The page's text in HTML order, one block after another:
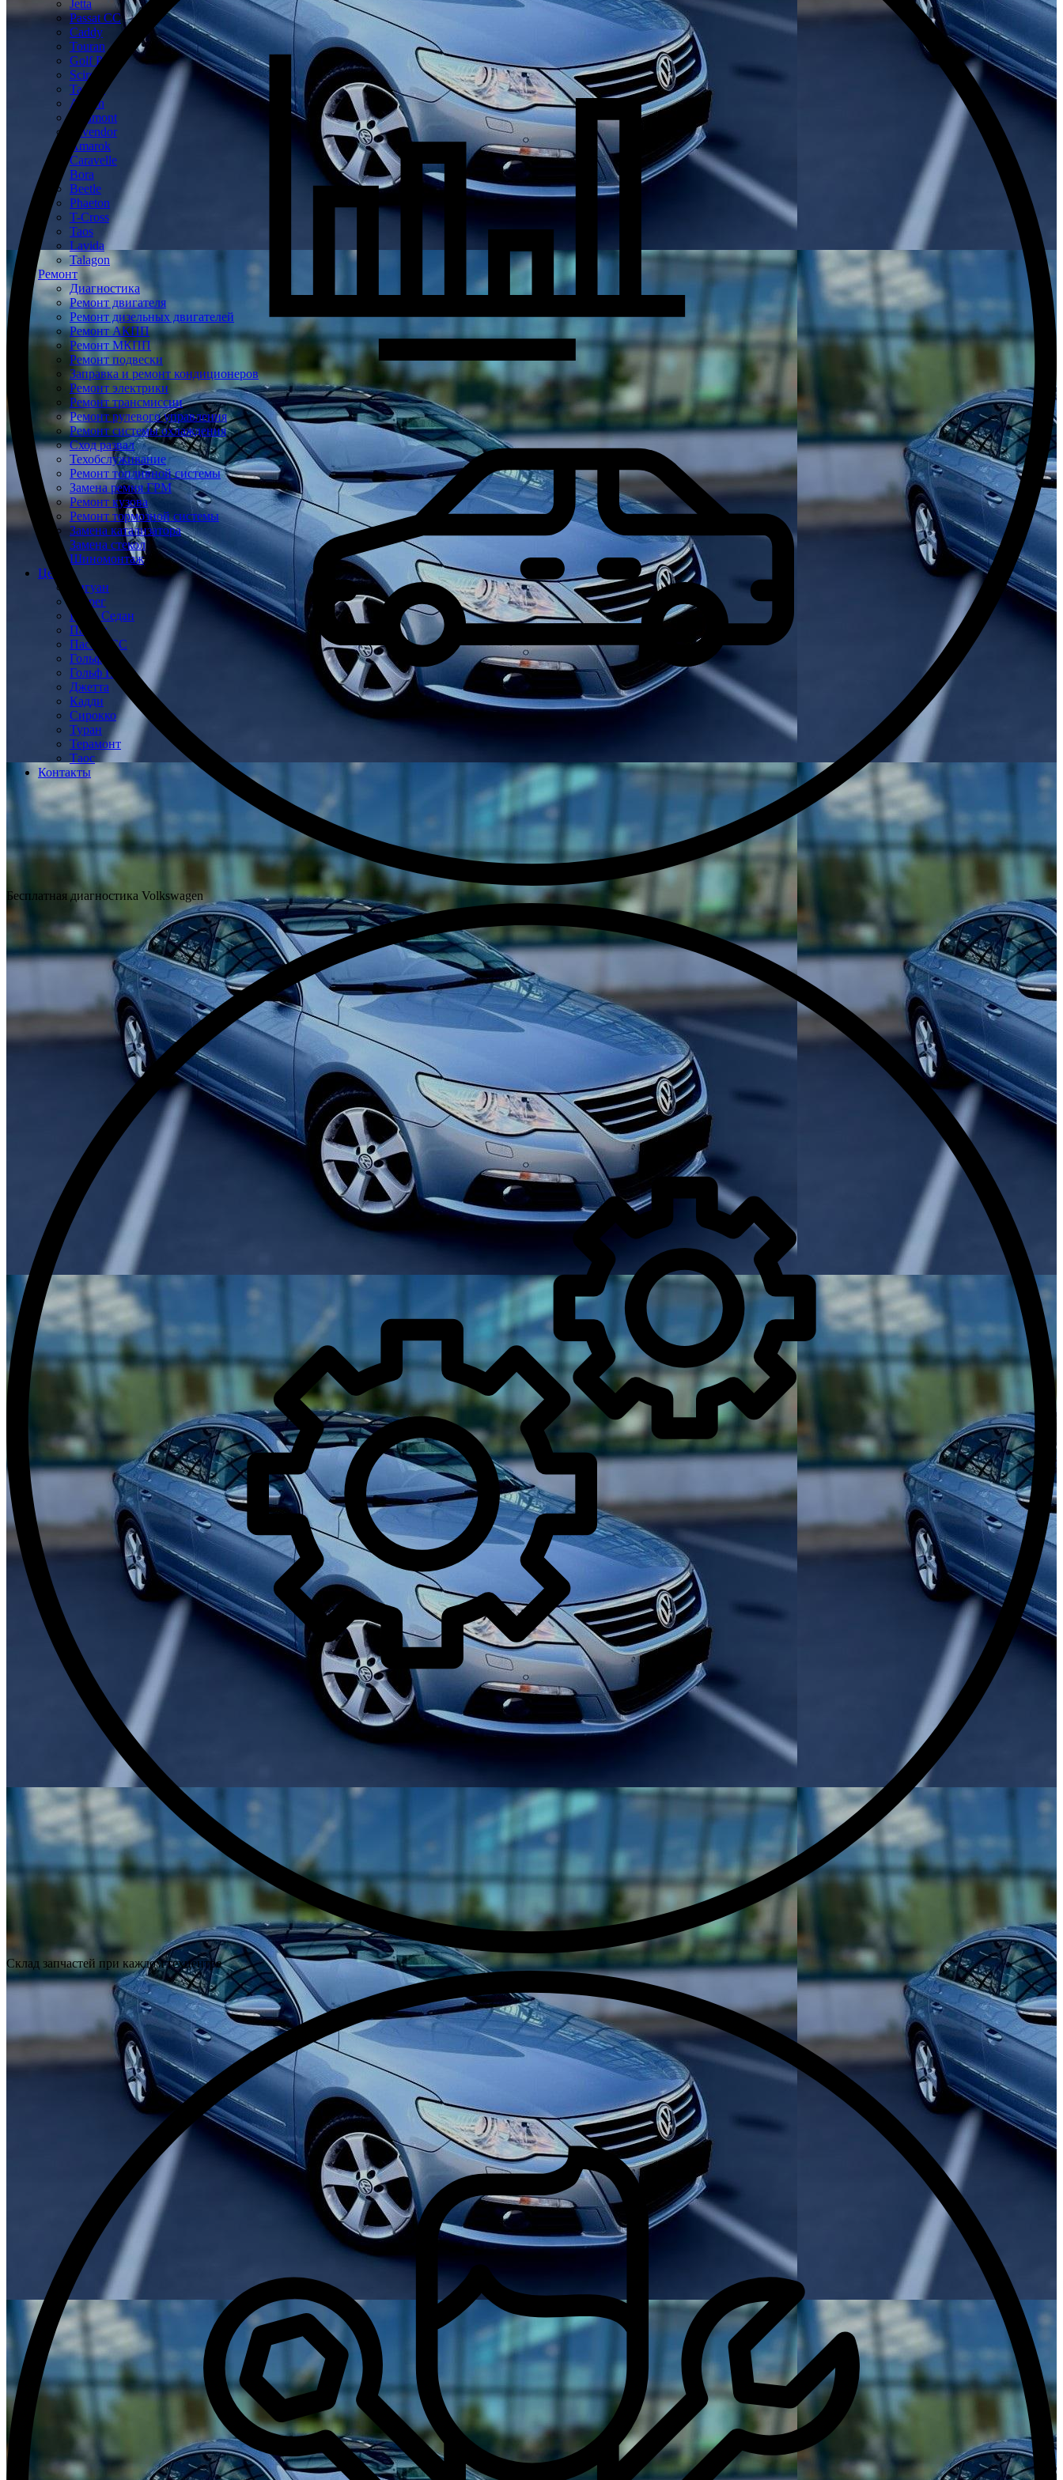
Jetta
Passat CC
Caddy
Touran
Golf Plus
Scirocco
Tayron
Arteon
Teramont
Tavendor
Amarok
Caravelle
Bora
Beetle
Phaeton
T-Cross
Taos
Lavida
Talagon
Ремонт
Диагностика
Ремонт двигателя
Ремонт дизельных двигателей
Ремонт АКПП
Ремонт МКПП
Ремонт подвески
Заправка и ремонт кондиционеров
Ремонт электрики
Ремонт трансмиссии
Ремонт рулевого управления
Ремонт системы охлаждения
Сход развал
Техобслуживание
Ремонт топливной системы
Замена ремня ГРМ
Ремонт кузова
Ремонт тормозной системы
Замена катализатора
Замена стекол
Шиномонтаж
Цены
Тигуан
Туарег
Поло Седан
Пассат
Пассат СС
Гольф
Гольф Плюс
Джетта
Кадди
Сирокко
Туран
Терамонт
Таос
Контакты
Бесплатная диагностика Volkswagen
Склад запчастей при каждом техцентре